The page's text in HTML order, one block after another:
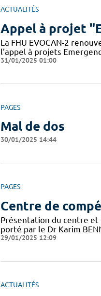
ACTUALITÉS
Appel à projet
La FHU EVOCAN-2
l’appel à projets
31/01/2025 01:00
PAGES
Mal de dos
30/01/2025 14:44
PAGES
Centre de
Présentation du centre et
porté par le Dr Karim
29/01/2025 12:09
ACTUALITÉS